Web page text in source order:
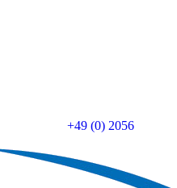
+49 (0) 2056